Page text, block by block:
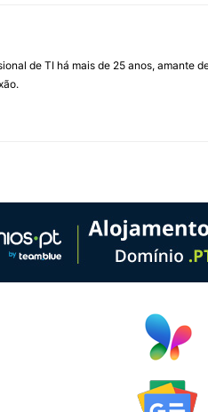
de TI há mais de 25 anos, amante